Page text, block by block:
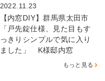
2022.11.23
【内窓DIY】群馬県太田市
「戸先錠仕様、見た目もす
っきりシンプルで気に入り
ました」 K様邸内窓
もっと見る